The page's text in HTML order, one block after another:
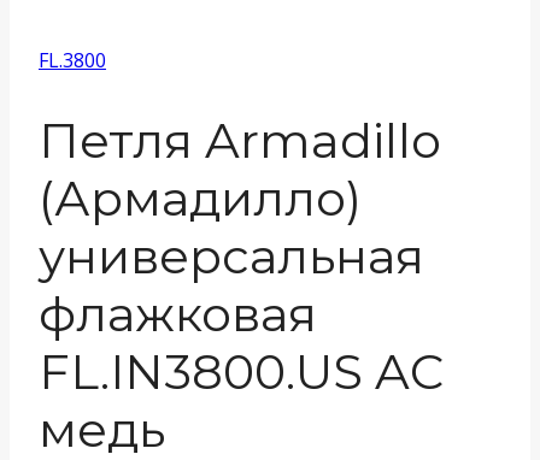
FL.3800
Петля Armadillo
(Армадилло)
универсальная
флажковая
FL.IN3800.US AC
медь